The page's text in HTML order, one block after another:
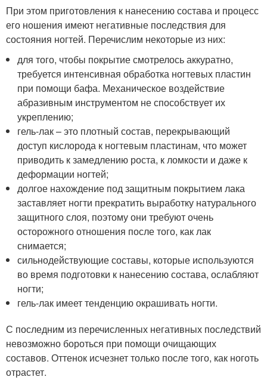
При этом приготовления к нанесению состава и процесс
его ношения имеют негативные последствия для
состояния ногтей. Перечислим некоторые из них:
для того, чтобы покрытие смотрелось аккуратно,
требуется интенсивная обработка ногтевых пластин
при помощи бафа. Механическое воздействие
абразивным инструментом не способствует их
укреплению;
гель-лак – это плотный состав, перекрывающий
доступ кислорода к ногтевым пластинам, что может
приводить к замедлению роста, к ломкости и даже к
деформации ногтей;
долгое нахождение под защитным покрытием лака
заставляет ногти прекратить выработку натурального
защитного слоя, поэтому они требуют очень
осторожного отношения после того, как лак
снимается;
сильнодействующие составы, которые используются
во время подготовки к нанесению состава, ослабляют
ногти;
гель-лак имеет тенденцию окрашивать ногти.
С последним из перечисленных негативных последствий
невозможно бороться при помощи очищающих
составов. Оттенок исчезнет только после того, как ноготь
отрастет.